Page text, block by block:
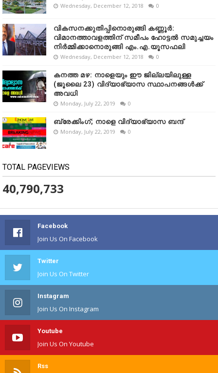
Wednesday, December 12, 2018 0
വികസനക്കുതിപ്പിനൊരുങ്ങി കണ്ണൂർ:
വിമാനത്താവളത്തിന് സമീപം ഹോട്ടൽ സമുച്ചയം
നിർമ്മിക്കാനൊരുങ്ങി എം.എ.യൂസഫലി
Wednesday, December 12, 2018 0
കനത്ത മഴ: നാളെയും ഈ ജില്ലയിലുള്ള
(ജൂലൈ 23) വിദ്യാഭ്യാസ സ്ഥാപനങ്ങൾക്ക്
അവധി
Monday, July 22, 2019 0
ബ്രേക്കിംഗ്; നാളെ വിദ്യാഭ്യാസ ബന്ദ്
Monday, July 22, 2019 0
TOTAL PAGEVIEWS
40,790,733
Facebook
Join Us On Facebook
Twitter
Join Us On Twitter
Instagram
Join Us On Instagram
Youtube
Join Us On Youtube
Rss